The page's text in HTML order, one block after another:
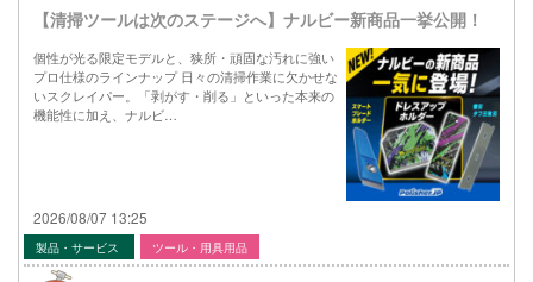
【清掃ツールは次のステージへ】ナルビー新商品一挙公開！
個性が光る限定モデルと、狭所・頑固な汚れに強い
プロ仕様のラインナップ 日々の清掃作業に欠かせな
いスクレイパー。「剥がす・削る」といった本来の
機能性に加え、ナルビ…
2026/08/07 13:25
製品・サービス ツール・用具用品